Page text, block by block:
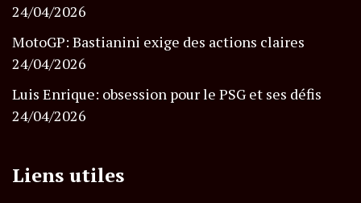
24/04/2026
MotoGP: Bastianini exige des actions claires
24/04/2026
Luis Enrique: obsession pour le PSG et ses défis
24/04/2026
Liens utiles